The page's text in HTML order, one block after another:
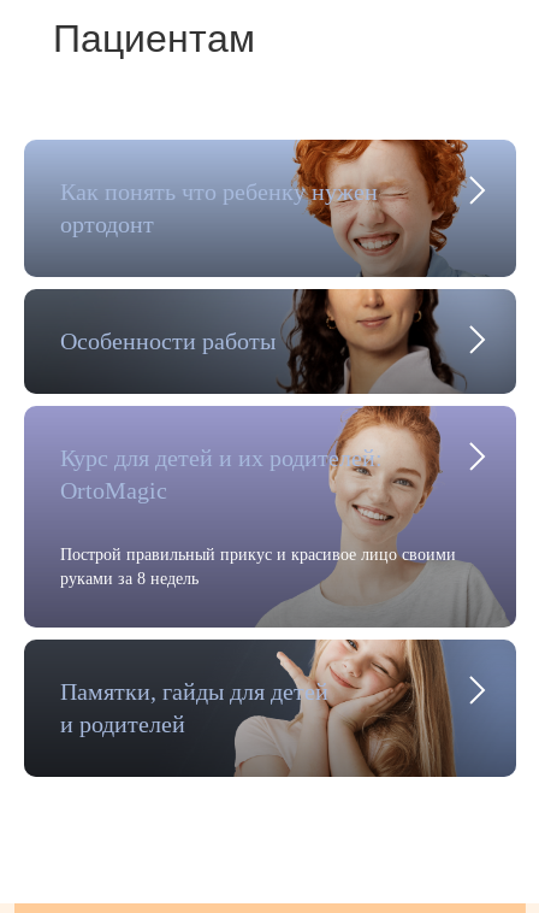
Пациентам
Как понять что ребенку нужен
ортодонт
Особенности работы
Курс для детей и их родителей:
OrtoMagic
Построй правильный прикус и красивое лицо своими
руками за 8 недель
Памятки, гайды для детей
и родителей